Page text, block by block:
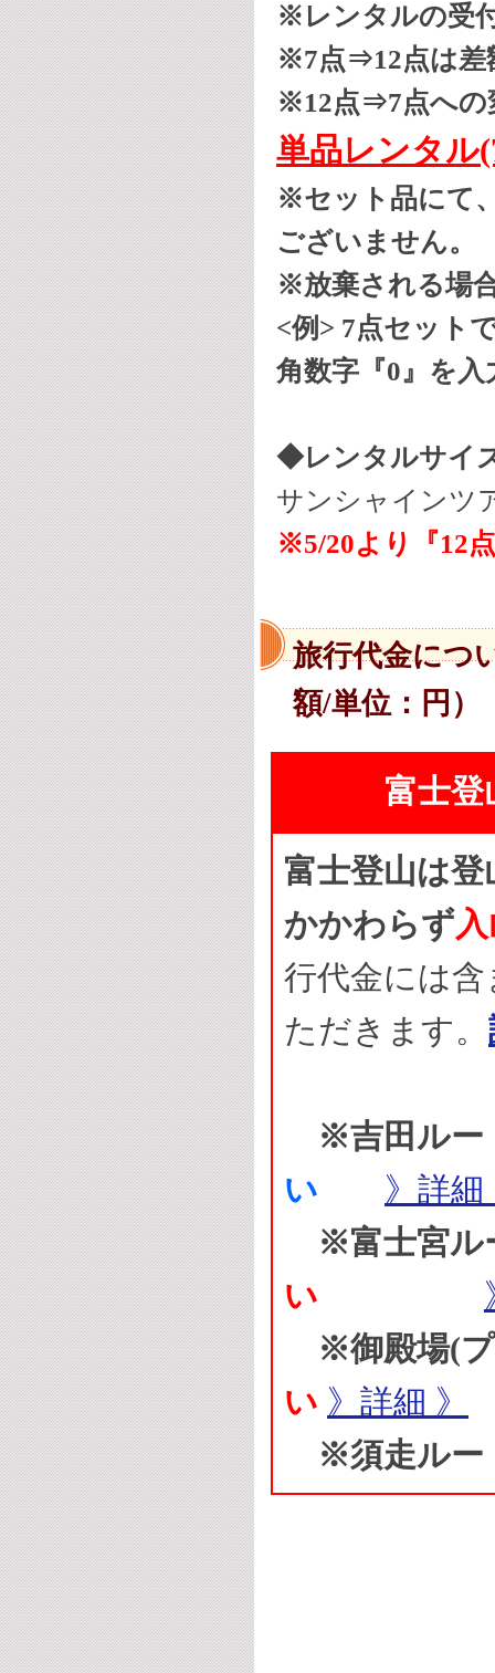
※レンタルの受
※7点⇒12点は差
※12点⇒7点への
単品レンタル
※セット品にて
ございません。
※放棄される場
<例> 7点セット
角数字『0』を
◆レンタルサイ
サンシャインツ
※5/20より『12
旅行代金につ
額/単位：円）
富士登
富士登山は登
かかわらず
行代金には
ただきます。
※吉田ル
い 》詳細
※富士宮
い
※御殿場(
い 》詳細 》
※須走ル